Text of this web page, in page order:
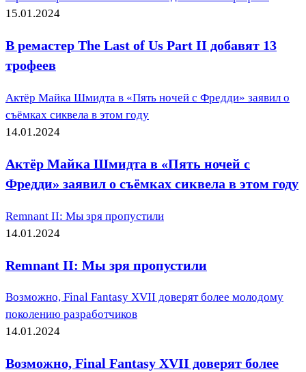
15.01.2024
В ремастер The Last of Us Part II добавят 13
трофеев
Актёр Майка Шмидта в «Пять ночей с Фредди» заявил о
съёмках сиквела в этом году
14.01.2024
Актёр Майка Шмидта в «Пять ночей с
Фредди» заявил о съёмках сиквела в этом году
Remnant II: Мы зря пропустили
14.01.2024
Remnant II: Мы зря пропустили
Возможно, Final Fantasy XVII доверят более молодому
поколению разработчиков
14.01.2024
Возможно, Final Fantasy XVII доверят более